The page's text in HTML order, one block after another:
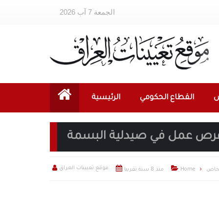
الجمعة 7 آب 2026
الرئيسية القطاع الحكومي
فرص عمل في صيدلية البسمة
 موقع تعيينات العراق  منذ 8 سنة تقريبا  Home